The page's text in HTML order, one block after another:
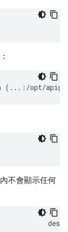
opt/
不會顯示任何